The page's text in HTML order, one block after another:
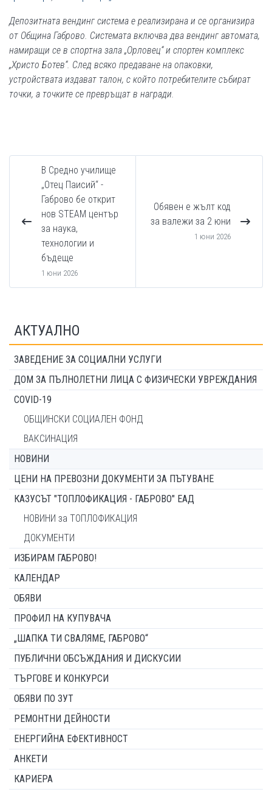
Депозитната вендинг система е реализирана и се организира
от Община Габрово. Системата включва два вендинг автомата,
намиращи се в спортна зала „Орловец“ и спортен комплекс
„Христо Ботев“. След всяко предаване на опаковки,
устройствата издават талон, с който потребителите събират
точки, а точките се превръщат в награди.
В Средно училище
„Отец Паисий“ -
Габрово бе открит
нов STEAM център
за наука,
технологии и
бъдеще
1 юни 2026
Обявен е жълт код
за валежи за 2 юни
1 юни 2026
АКТУАЛНО
ЗАВЕДЕНИЕ ЗА СОЦИАЛНИ УСЛУГИ
ДОМ ЗА ПЪЛНОЛЕТНИ ЛИЦА С ФИЗИЧЕСКИ УВРЕЖДАНИЯ
COVID-19
ОБЩИНСКИ СОЦИАЛЕН ФОНД
ВАКСИНАЦИЯ
НОВИНИ
ЦЕНИ НА ПРЕВОЗНИ ДОКУМЕНТИ ЗА ПЪТУВАНЕ
КАЗУСЪТ "ТОПЛОФИКАЦИЯ - ГАБРОВО" ЕАД
НОВИНИ за ТОПЛОФИКАЦИЯ
ДОКУМЕНТИ
ИЗБИРАМ ГАБРОВО!
КАЛЕНДАР
ОБЯВИ
ПРОФИЛ НА КУПУВАЧА
„ШАПКА ТИ СВАЛЯМЕ, ГАБРОВО“
ПУБЛИЧНИ ОБСЪЖДАНИЯ И ДИСКУСИИ
ТЪРГОВЕ И КОНКУРСИ
ОБЯВИ ПО ЗУТ
РЕМОНТНИ ДЕЙНОСТИ
ЕНЕРГИЙНА ЕФЕКТИВНОСТ
АНКЕТИ
КАРИЕРА